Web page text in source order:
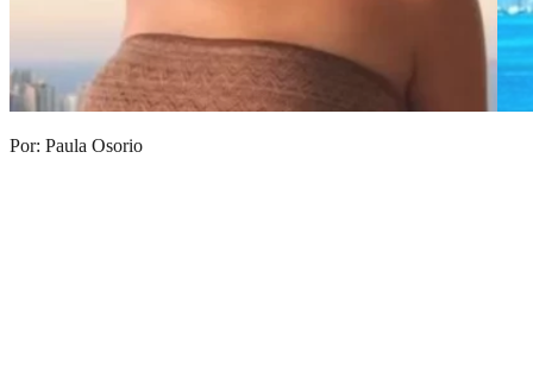
Por: Paula Osorio